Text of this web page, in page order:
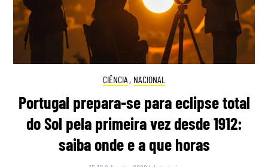
CIÊNCIA , NACIONAL
Portugal prepara-se para eclipse total
do Sol pela primeira vez desde 1912:
saiba onde e a que horas